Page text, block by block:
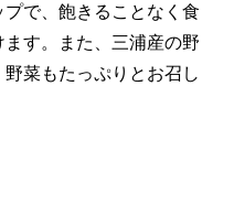
で、飽きることなく食
す。また、三浦産の野
菜もたっぷりとお召し